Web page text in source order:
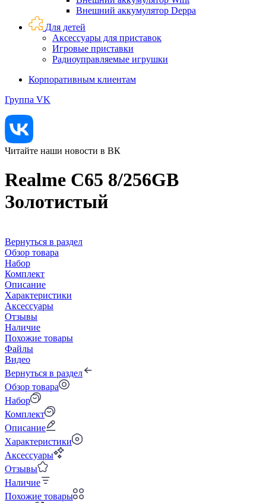
Внешний аккумулятор Deppa
Для детей
Аксессуары для приставок
Игровые приставки
Радиоуправляемые игрушки
Корпоративным клиентам
Группа VK
Читайте наши новости в ВК
Realme C65 8/256GB
Золотистый
Вернуться в раздел
Обзор товара
Набор
Комплект
Описание
Характеристики
Аксессуары
Отзывы
Наличие
Похожие товары
Файлы
Видео
Вернуться в раздел
Обзор товара
Набор
Комплект
Описание
Характеристики
Аксессуары
Отзывы
Наличие
Похожие товары